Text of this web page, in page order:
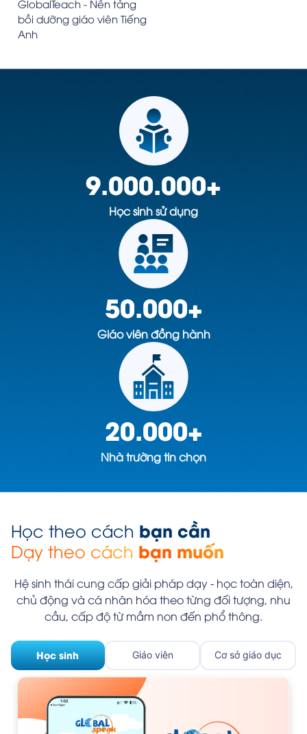
GlobalTeach - Nền tảng
bồi dưỡng giáo viên Tiếng
Anh
Học sinh sử dụng
9.000.000+
Giáo viên đồng hành
50.000+
Nhà trường tin chọn
20.000+
Học theo cách bạn cần
Dạy theo cách bạn muốn
Hệ sinh thái cung cấp giải pháp dạy - học toàn diện,
chủ động và cá nhân hóa theo từng đối tượng, nhu
cầu, cấp độ từ mầm non đến phổ thông.
Học sinh Giáo viên Cơ sở giáo dục